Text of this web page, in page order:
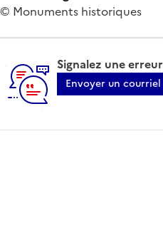
© Monuments historiques
Signalez une erreur
Envoyer un courriel